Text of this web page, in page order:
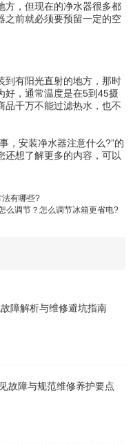
方，但现在的净水器很多都
之前就必须要预留一定的空
到有阳光直射的地方，那时
好，通常温度是在5到45摄
品千万不能过滤热水，也不
，安装净水器注意什么?”的
还想了解更多的内容，可以
法有哪些?
么调节？怎么调节冰箱更省电?
障解析与维修避坑指南
故障与规范维修养护要点